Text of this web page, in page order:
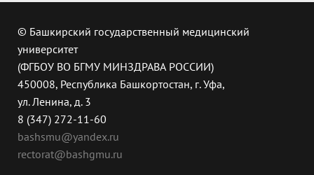
© Башкирский государственный медицинский
университет
(ФГБОУ ВО БГМУ МИНЗДРАВА РОССИИ)
450008, Республика Башкортостан, г. Уфа,
ул. Ленина, д. 3
8 (347) 272-11-60
bashsmu@yandex.ru
rectorat@bashgmu.ru